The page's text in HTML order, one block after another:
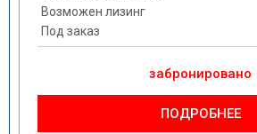
Возможен лизинг
Под заказ
забронировано
ПОДРОБНЕЕ